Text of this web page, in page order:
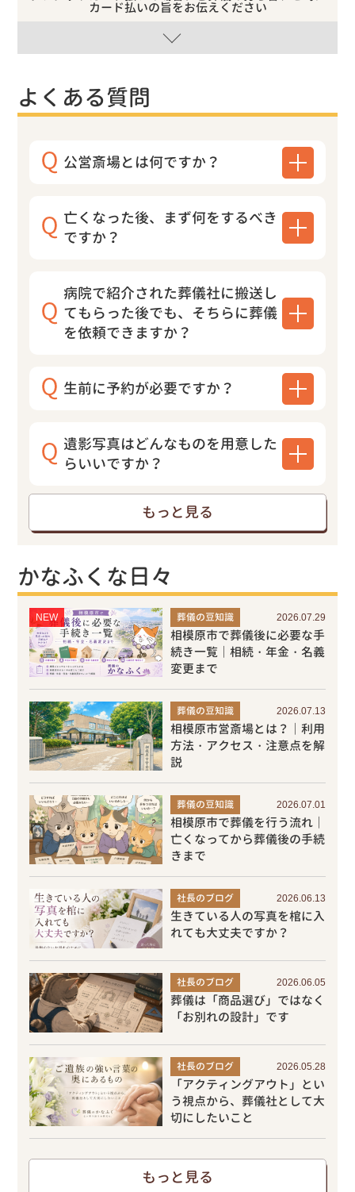
カード払いの旨をお伝えください
よくある質問
公営斎場とは何ですか？
亡くなった後、まず何をするべき
ですか？
病院で紹介された葬儀社に搬送し
てもらった後でも、そちらに葬儀
を依頼できますか？
生前に予約が必要ですか？
遺影写真はどんなものを用意した
らいいですか？
もっと見る
かなふくな日々
NEW 葬儀の豆知識 2026.07.29
相模原市で葬儀後に必要な手
続き一覧｜相続・年金・名義
変更まで
葬儀の豆知識 2026.07.13
相模原市営斎場とは？｜利用
方法・アクセス・注意点を解
説
葬儀の豆知識 2026.07.01
相模原市で葬儀を行う流れ｜
亡くなってから葬儀後の手続
きまで
社長のブログ 2026.06.13
生きている人の写真を棺に入
れても大丈夫ですか？
社長のブログ 2026.06.05
葬儀は「商品選び」ではなく
「お別れの設計」です
社長のブログ 2026.05.28
「アクティングアウト」とい
う視点から、葬儀社として大
切にしたいこと
もっと見る